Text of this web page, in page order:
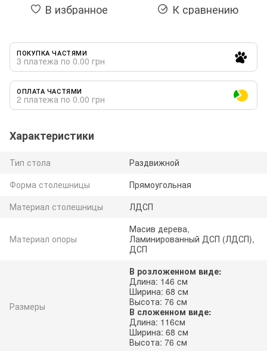
В избранное К сравнению
ПОКУПКА ЧАСТЯМИ
3 платежа по 0.00 грн
ОПЛАТА ЧАСТЯМИ
2 платежа по 0.00 грн
Характеристики
Тип стола
Раздвижной
Форма столешницы
Прямоугольная
Материал столешницы
ЛДСП
Материал опоры
Масив дерева,
Ламинированный ДСП (ЛДСП),
ДСП
Размеры
В розложенном виде:
Длина: 146 см
Ширина: 68 см
Высота: 76 см
В сложенном виде:
Длина: 116см
Ширина: 68 см
Высота: 76 см